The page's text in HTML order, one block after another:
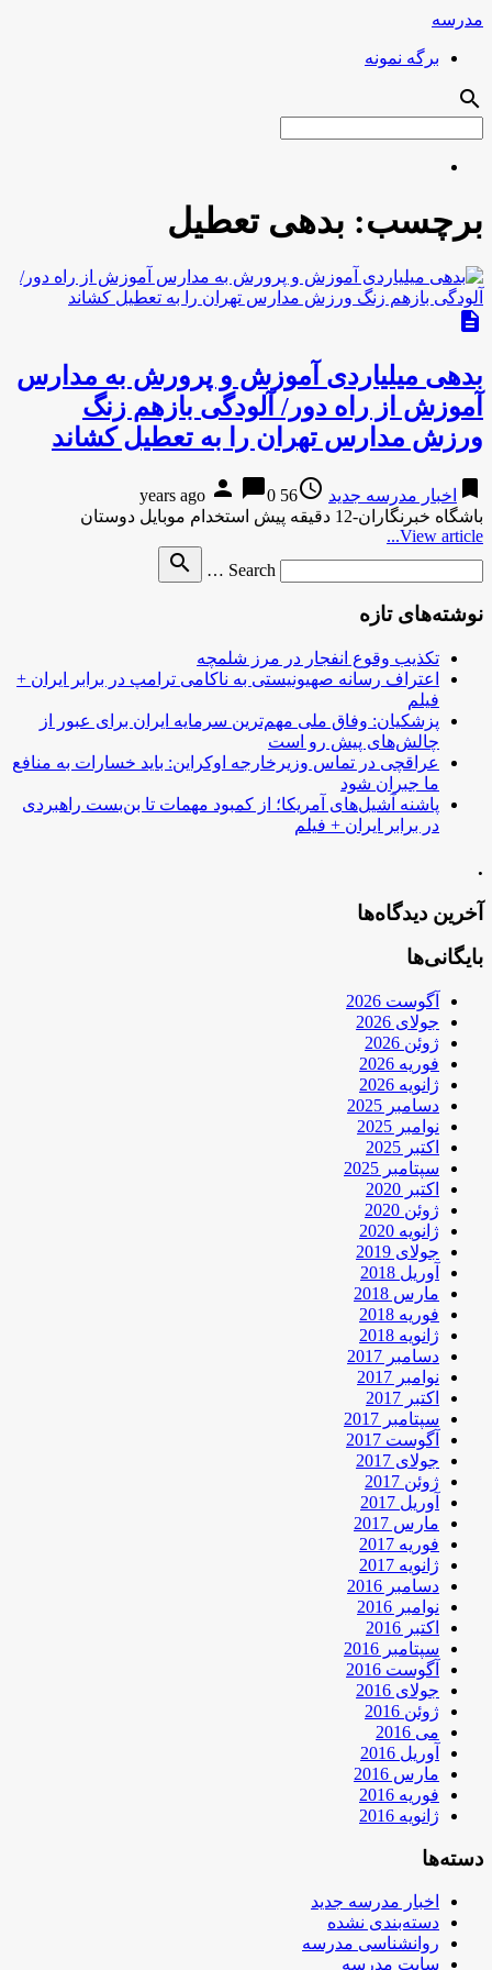
مدرسه
برگه نمونه
search
برچسب: بدهی تعطیل
description
بدهی میلیاردی آموزش و پرورش به مدارس
آموزش از راه دور/ آلودگی بازهم زنگ
ورزش مدارس تهران را به تعطیل کشاند
bookmark اخبار مدرسه جدید access_time
56 years ago
person chat_bubble0
باشگاه خبرنگاران-12 دقیقه پیش استخدام موبایل دوستان
View article...
Search …
search
نوشته‌های تازه
تکذیب وقوع انفجار در مرز شلمچه
اعتراف رسانه صهیونیستی به ناکامی ترامپ در برابر ایران +
فیلم
پزشکیان: وفاق ملی مهم‌ترین سرمایه ایران برای عبور از
چالش‌های پیش رو است
عراقچی در تماس وزیرخارجه اوکراین: باید خسارات به منافع
ما جبران شود
پاشنه آشیل‌های آمریکا؛ از کمبود مهمات تا بن‌بست راهبردی
در برابر ایران + فیلم
.
آخرین دیدگاه‌ها
بایگانی‌ها
آگوست 2026
جولای 2026
ژوئن 2026
فوریه 2026
ژانویه 2026
دسامبر 2025
نوامبر 2025
اکتبر 2025
سپتامبر 2025
اکتبر 2020
ژوئن 2020
ژانویه 2020
جولای 2019
آوریل 2018
مارس 2018
فوریه 2018
ژانویه 2018
دسامبر 2017
نوامبر 2017
اکتبر 2017
سپتامبر 2017
آگوست 2017
جولای 2017
ژوئن 2017
آوریل 2017
مارس 2017
فوریه 2017
ژانویه 2017
دسامبر 2016
نوامبر 2016
اکتبر 2016
سپتامبر 2016
آگوست 2016
جولای 2016
ژوئن 2016
می 2016
آوریل 2016
مارس 2016
فوریه 2016
ژانویه 2016
دسته‌ها
اخبار مدرسه جدید
دسته‌بندی نشده
روانشناسی مدرسه
سایت مدرسه